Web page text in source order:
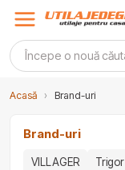
Acasă › Brand-uri
Brand-uri
VILLAGER Trigor